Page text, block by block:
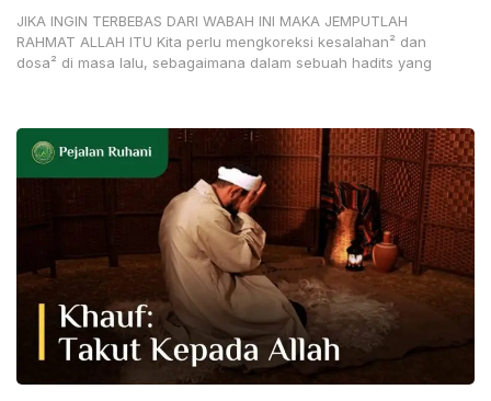
JIKA INGIN TERBEBAS DARI WABAH INI MAKA JEMPUTLAH
RAHMAT ALLAH ITU Kita perlu mengkoreksi kesalahan² dan
dosa² di masa lalu, sebagaimana dalam sebuah hadits yang